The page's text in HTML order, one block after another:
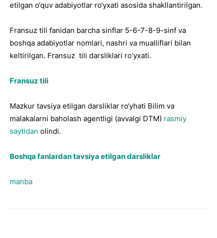
etilgan o‘quv adabiyotlar ro‘yxati asosida shakllantirilgan.
Fransuz tili fanidan barcha sinflar 5-6-7-8-9-sinf va
boshqa adabiyotlar nomlari, nashri va mualliflari bilan
keltirilgan. Fransuz tili darsliklari ro’yxati.
Fransuz tili
Mazkur tavsiya etilgan darsliklar ro‘yhati Bilim va
malakalarni baholash agentligi (avvalgi DTM) rasmiy
saytidan olindi.
Boshqa fanlardan tavsiya etilgan darsliklar
manba